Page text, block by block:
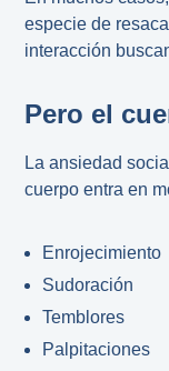
especie de
interacción
Pero el
La ansiedad
cuerpo entra en
Enrojecimiento
Sudoración
Temblores
Palpitaciones